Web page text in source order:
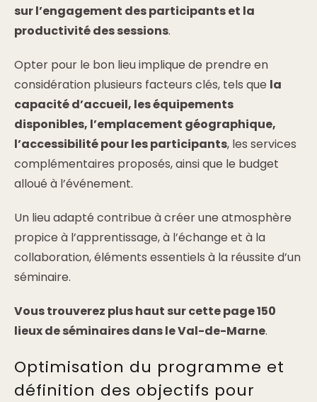
sur l’engagement des participants et la
productivité des sessions.
Opter pour le bon lieu implique de prendre en
considération plusieurs facteurs clés, tels que la
capacité d’accueil, les équipements
disponibles, l’emplacement géographique,
l’accessibilité pour les participants, les services
complémentaires proposés, ainsi que le budget
alloué à l’événement.
Un lieu adapté contribue à créer une atmosphère
propice à l’apprentissage, à l’échange et à la
collaboration, éléments essentiels à la réussite d’un
séminaire.
Vous trouverez plus haut sur cette page 150
lieux de séminaires dans le Val-de-Marne.
Optimisation du programme et
définition des objectifs pour